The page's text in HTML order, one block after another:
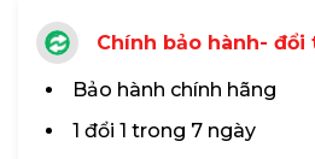
Chính bảo hành- đổi
Bảo hành chính hãng
1 đổi 1 trong 7 ngày